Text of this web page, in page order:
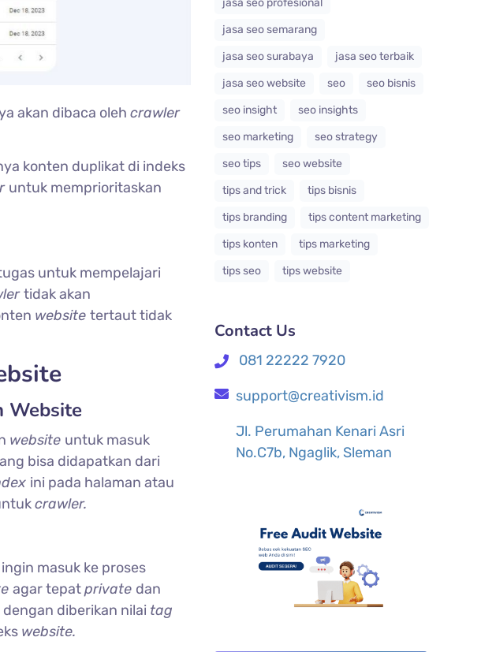
akan dibaca oleh crawler
konten duplikat di indeks
untuk memprioritaskan
untuk mempelajari
tidak akan
website tertaut tidak
Website
website untuk masuk
bisa didapatkan dari
ini pada halaman atau
crawler.
masuk ke proses
agar tepatprivate dan
diberikan nilai tag
website.
jasa seo profesional
jasa seo semarang
jasa seo surabaya
jasa seo terbaik
jasa seo website
seo
seo bisnis
seo insight
seo insights
seo marketing
seo strategy
seo tips
seo website
tips and trick
tips bisnis
tips branding
tips content marketing
tips konten
tips marketing
tips seo
tips website
Contact Us
081 22222 7920
support@creativism.id
Jl. Perumahan Kenari Asri
No.C7b, Ngaglik, Sleman